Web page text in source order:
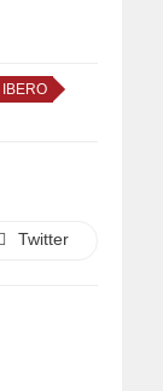
IBERO
Twitter